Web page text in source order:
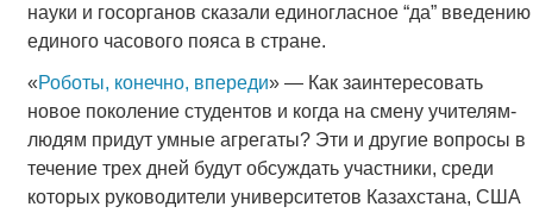
науки и госорганов сказали единогласное “да” введению
единого часового пояса в стране.
«Роботы, конечно, впереди» — Как заинтересовать
новое поколение студентов и когда на смену учителям-
людям придут умные агрегаты? Эти и другие вопросы в
течение трех дней будут обсуждать участники, среди
которых руководители университетов Казахстана, США